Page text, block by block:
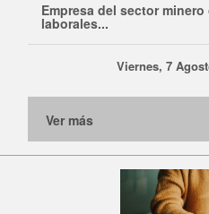
Empresa del sector
laborales...
Viernes, 7
Ver más